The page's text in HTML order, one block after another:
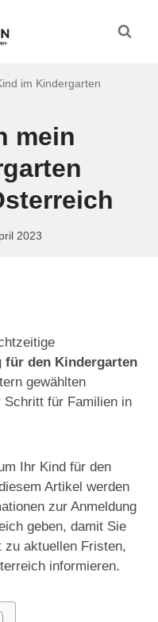
im Kindergarten
mein
2023
für den Kindergarten
gewählten
Schritt für Familien in
Ihr Kind für den
Artikel werden
zur Anmeldung
geben, damit Sie
aktuellen Fristen,
informieren.